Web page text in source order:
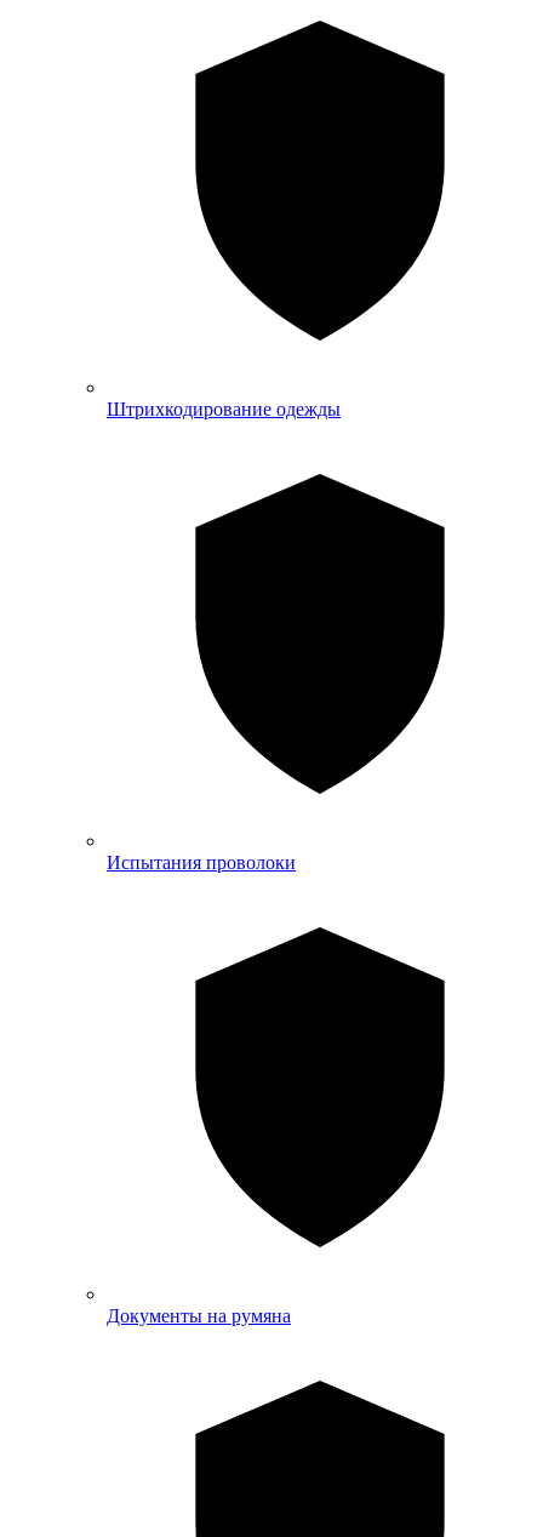
Штрихкодирование одежды
Испытания проволоки
Документы на румяна